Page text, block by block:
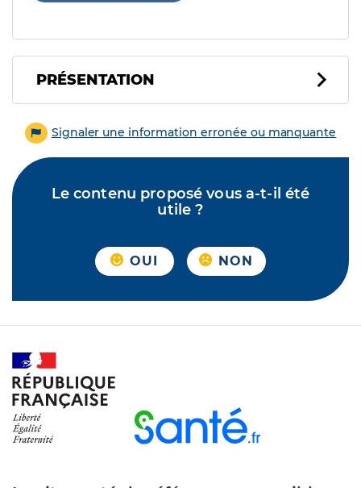
PRÉSENTATION
Signaler une information erronée ou manquante
Le contenu proposé vous a-t-il été
utile ?
OUI NON